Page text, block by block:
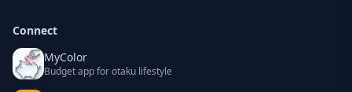
Connect
MyColor
Budget app for otaku lifestyle